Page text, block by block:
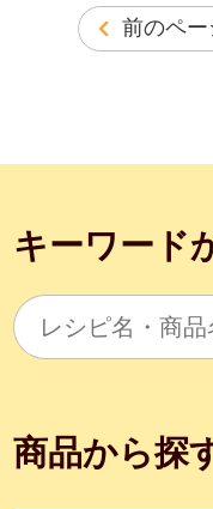
前のペー
キーワード
商品から探